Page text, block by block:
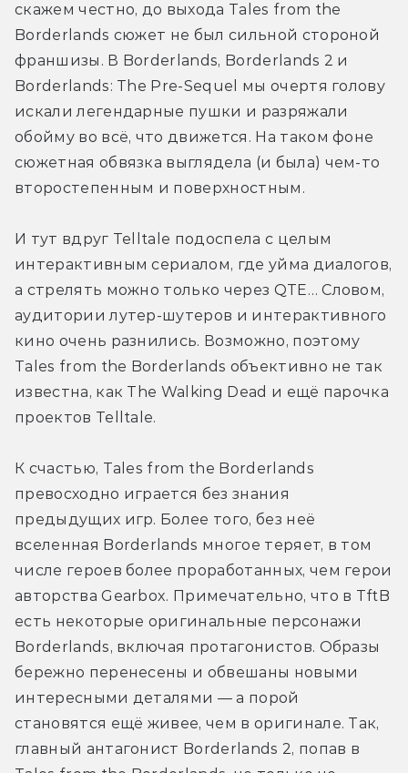
скажем честно, до выхода Tales from the
Borderlands сюжет не был сильной стороной
франшизы. В Borderlands, Borderlands 2 и
Borderlands: The Pre-Sequel мы очертя голову
искали легендарные пушки и разряжали
обойму во всё, что движется. На таком фоне
сюжетная обвязка выглядела (и была) чем-то
второстепенным и поверхностным.
И тут вдруг Telltale подоспела с целым
интерактивным сериалом, где уйма диалогов,
а стрелять можно только через QTE… Словом,
аудитории лутер-шутеров и интерактивного
кино очень разнились. Возможно, поэтому
Tales from the Borderlands объективно не так
известна, как The Walking Dead и ещё парочка
проектов Telltale.
К счастью, Tales from the Borderlands
превосходно играется без знания
предыдущих игр. Более того, без неё
вселенная Borderlands многое теряет, в том
числе героев более проработанных, чем герои
авторства Gearbox. Примечательно, что в TftB
есть некоторые оригинальные персонажи
Borderlands, включая протагонистов. Образы
бережно перенесены и обвешаны новыми
интересными деталями — а порой
становятся ещё живее, чем в оригинале. Так,
главный антагонист Borderlands 2, попав в